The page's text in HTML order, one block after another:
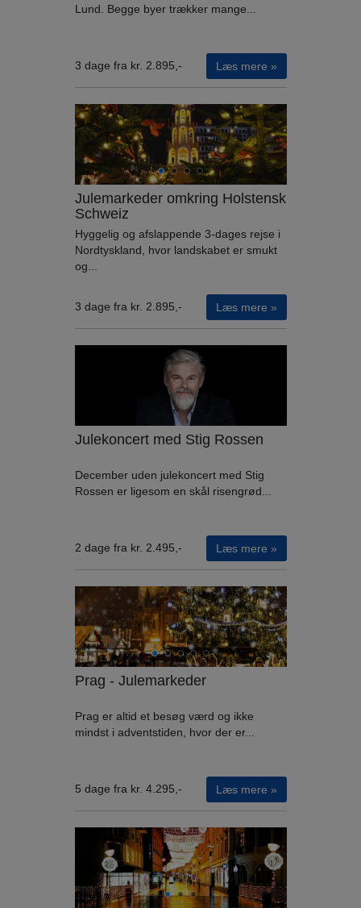
Lund. Begge byer trækker mange...
3 dage fra kr. 2.895,- Læs mere »
Julemarkeder omkring Holstensk
Schweiz
Hyggelig og afslappende 3-dages rejse i
Nordtyskland, hvor landskabet er smukt
og...
3 dage fra kr. 2.895,- Læs mere »
Julekoncert med Stig Rossen
December uden julekoncert med Stig
Rossen er ligesom en skål risengrød...
2 dage fra kr. 2.495,- Læs mere »
Prag - Julemarkeder
Prag er altid et besøg værd og ikke
mindst i adventstiden, hvor der er...
5 dage fra kr. 4.295,- Læs mere »